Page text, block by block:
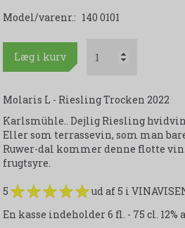
Model/varenr.: 140 0101
Læg i kurv
Molaris L - Riesling Trocken 2022
Karlsmühle.. Dejlig Riesling
Eller som terrassevin, som man
Ruwer-dal kommer denne flotte
frugtsyre.
5
ud af 5 i
En kasse indeholder 6 fl. - 75 cl. 12%